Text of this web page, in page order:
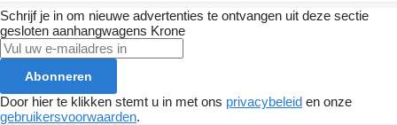
Schrijf je in om nieuwe advertenties te ontvangen uit deze sectie
gesloten aanhangwagens Krone
Abonneren
Door hier te klikken stemt u in met ons privacybeleid en onze
gebruikersvoorwaarden.